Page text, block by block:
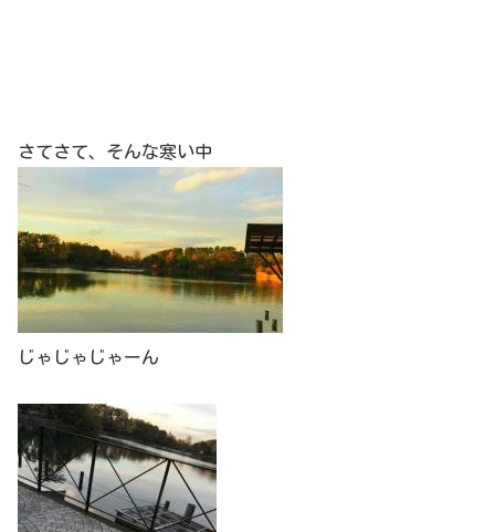
さてさて、そんな寒い中
じゃじゃじゃーん